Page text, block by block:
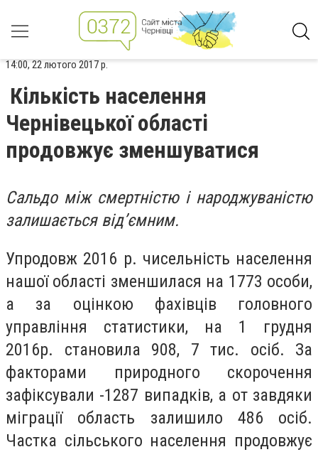
14:00, 22 лютого 2017 р.
Кількість населення
Чернівецької області
продовжує зменшуватися
Сальдо між смертністю і народжуваністю
залишається від’ємним.
Упродовж 2016 р. чисельність населення
нашої області зменшилася на 1773 особи,
а за оцінкою фахівців головного
управління статистики, на 1 грудня
2016р. становила 908, 7 тис. осіб. За
факторами природного скорочення
зафіксували -1287 випадків, а от завдяки
міграції область залишило 486 осіб.
Частка сільського населення продовжує